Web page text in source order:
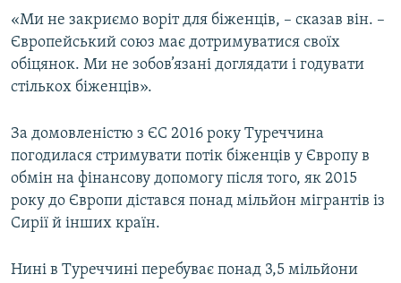
«Ми не закриємо воріт для біженців, – сказав він. –
Європейський союз має дотримуватися своїх
обіцянок. Ми не зобов’язані доглядати і годувати
стількох біженців».
За домовленістю з ЄС 2016 року Туреччина
погодилася стримувати потік біженців у Європу в
обмін на фінансову допомогу після того, як 2015
року до Європи дістався понад мільйон мігрантів із
Сирії й інших країн.
Нині в Туреччині перебуває понад 3,5 мільйони